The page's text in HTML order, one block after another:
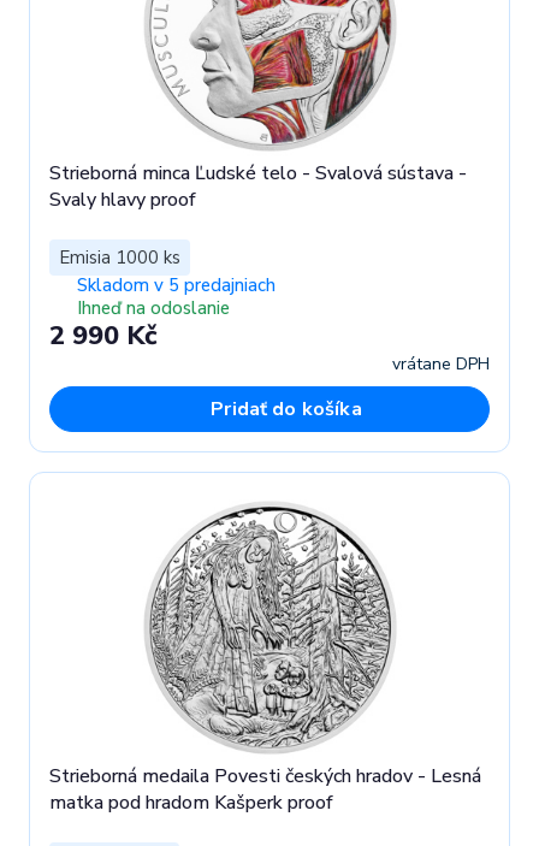
Strieborná minca Ľudské telo - Svalová sústava -
Svaly hlavy proof
Emisia 1000 ks
Skladom v 5 predajniach
Ihneď na odoslanie
2 990 Kč
vrátane DPH
Pridať do košíka
Strieborná medaila Povesti českých hradov - Lesná
matka pod hradom Kašperk proof